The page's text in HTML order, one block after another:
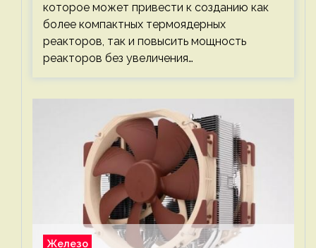
которое может привести к созданию как
более компактных термоядерных
реакторов, так и повысить мощность
реакторов без увеличения…
Железо